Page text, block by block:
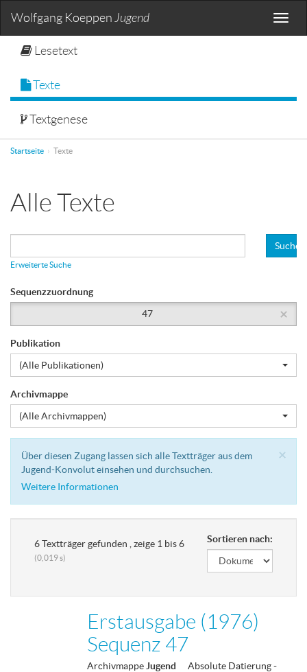
Toggle
Wolfgang Koeppen Jugend
Lesetext
Texte
Textgenese
Startseite Texte
Alle Texte
Suchen
Erweiterte Suche
Sequenzzuordnung
47
×
Publikation
(Alle Publikationen)
Archivmappe
(Alle Archivmappen)
×
Über diesen Zugang lassen sich alle Textträger aus dem
Jugend-Konvolut einsehen und durchsuchen.
Weitere Informationen
6 Textträger gefunden , zeige 1 bis 6
(0,019 s)
Sortieren nach:
Erstausgabe (1976)
Sequenz 47
Archivmappe Jugend Absolute Datierung-